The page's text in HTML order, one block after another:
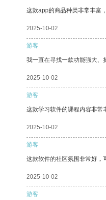
这款app的商品种类非常丰富
2025-10-02
游客
我一直在寻找一款功能强大、
2025-10-02
游客
这款学习软件的课程内容非常
2025-10-02
游客
这款软件的社区氛围非常好，
2025-10-02
游客